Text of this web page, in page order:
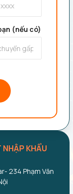
KHẨU
234 Phạm
Nội
(nếu có)